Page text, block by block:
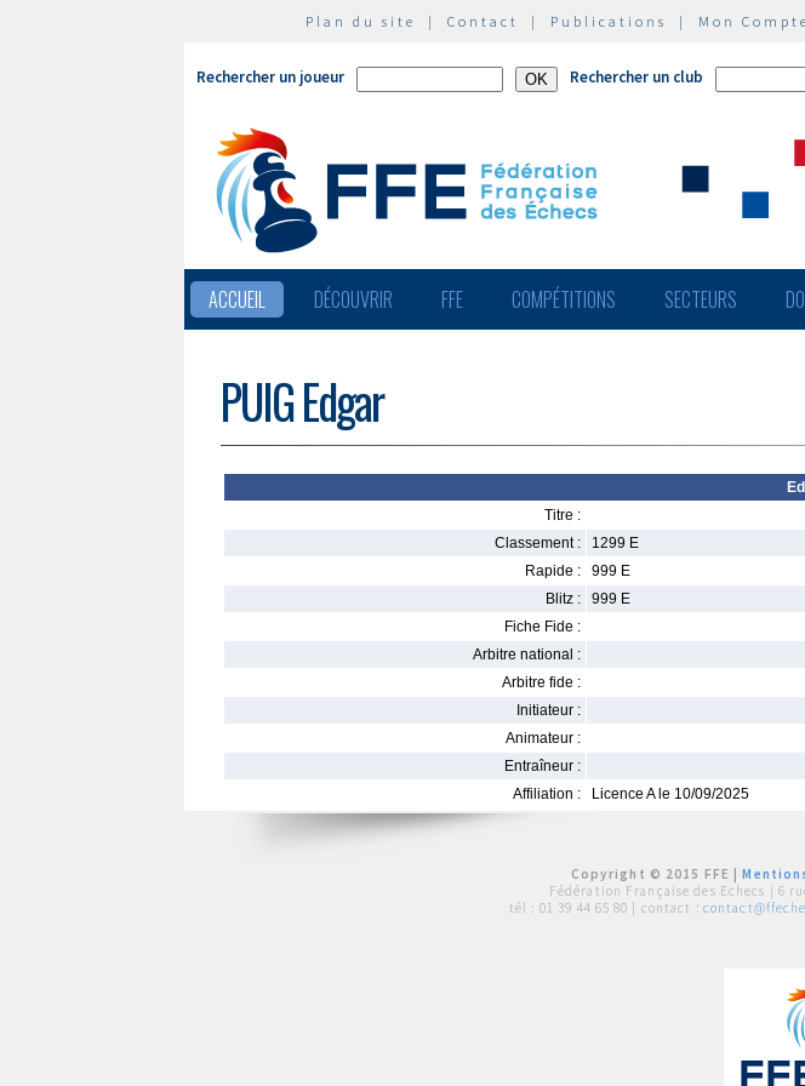
Plan du site | Contact | Publications | Mon Compte
Rechercher un joueur Rechercher un club
ACCUEIL DÉCOUVRIR FFE COMPÉTITIONS SECTEURS
PUIG Edgar
Titre :
Classement :
1299 E
Rapide :
999 E
Blitz :
999 E
Fiche Fide :
Arbitre national :
Arbitre fide :
Initiateur :
Animateur :
Entraîneur :
Affiliation :
Licence A le 10/09/2025
Copyright © 2015 FFE |
Fédération Française des Echecs | 6
tél : 01 39 44 65 80 | contact :